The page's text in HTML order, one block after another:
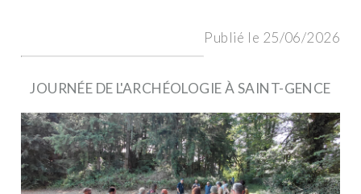
Publié le 25/06/2026
JOURNÉE DE L'ARCHÉOLOGIE À SAINT-GENCE